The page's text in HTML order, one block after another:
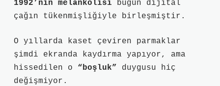
1992’nin melankolisi bugün dijital
çağın tükenmişliğiyle birleşmiştir.
O yıllarda kaset çeviren parmaklar
şimdi ekranda kaydırma yapıyor, ama
hissedilen o “boşluk”
duygusu hiç
değişmiyor.